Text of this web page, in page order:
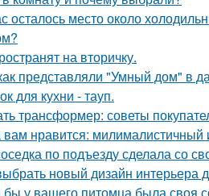
осталось место около
на вторичку.
представляли "Умный дом" в
для кухни - тауп.
трансформер: советы
вам нравится:
по подъезду сделала со
новый дизайн интерьера